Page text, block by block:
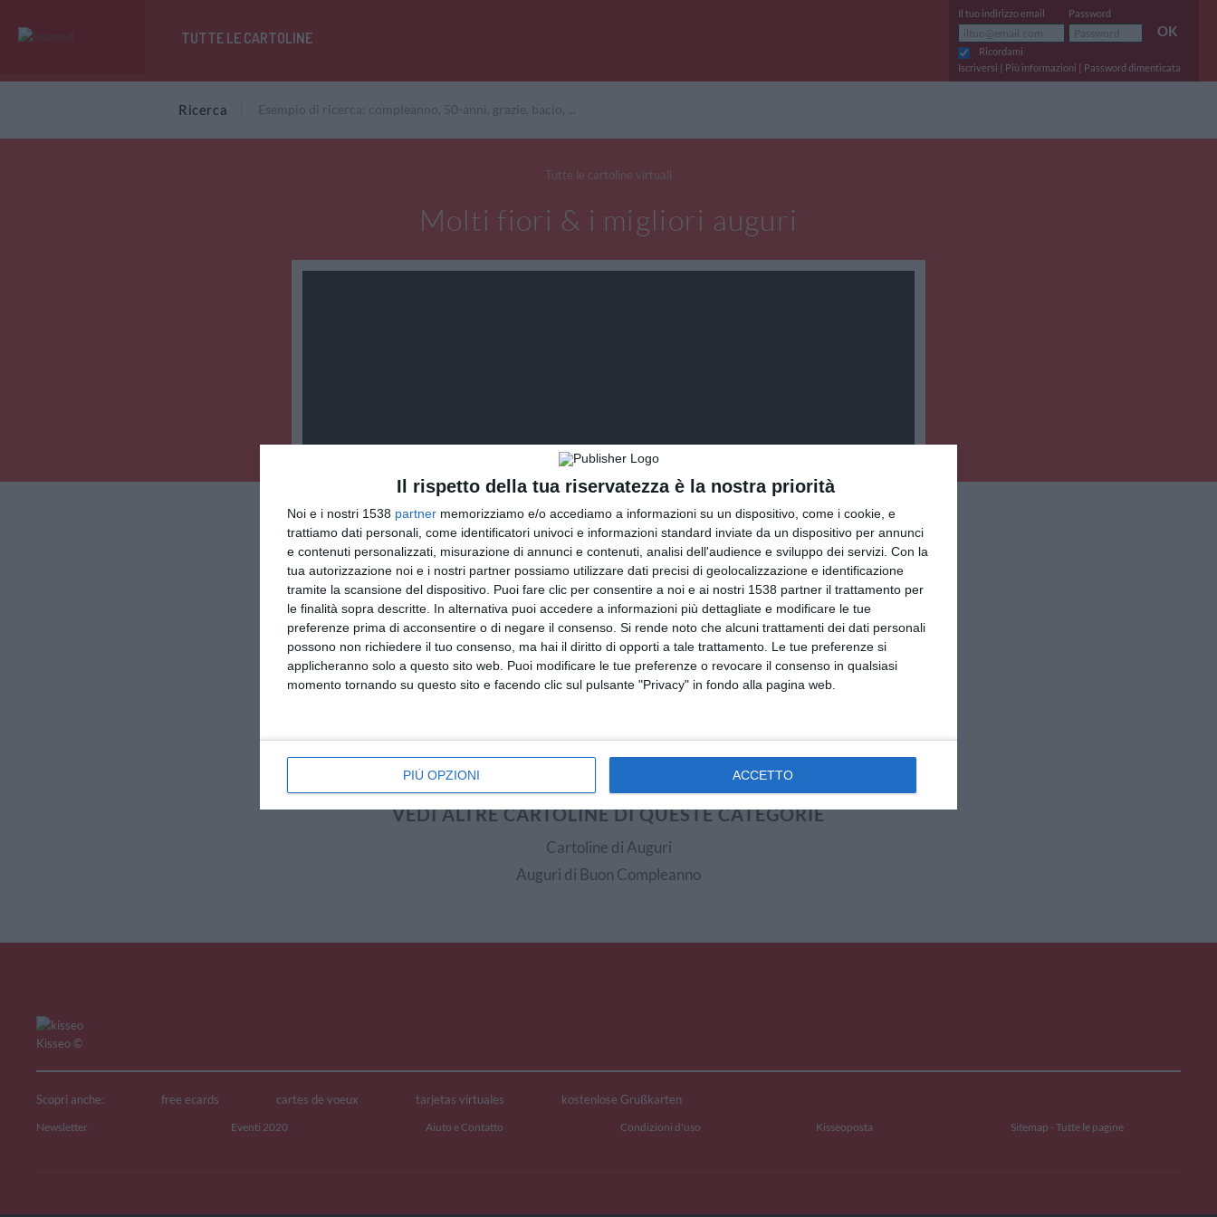
Il rispetto della tua riservatezza è la nostra priorità
Noi e i nostri 1538 partner memorizziamo e/o accediamo a informazioni su un dispositivo, come i cookie, e
trattiamo dati personali, come identificatori univoci e informazioni standard inviate da un dispositivo per annunci
e contenuti personalizzati, misurazione di annunci e contenuti, analisi dell'audience e sviluppo dei servizi. Con la
tua autorizzazione noi e i nostri partner possiamo utilizzare dati precisi di geolocalizzazione e identificazione
tramite la scansione del dispositivo. Puoi fare clic per consentire a noi e ai nostri 1538 partner il trattamento per
le finalità sopra descritte. In alternativa puoi accedere a informazioni più dettagliate e modificare le tue
preferenze prima di acconsentire o di negare il consenso. Si rende noto che alcuni trattamenti dei dati personali
possono non richiedere il tuo consenso, ma hai il diritto di opporti a tale trattamento. Le tue preferenze si
applicheranno solo a questo sito web. Puoi modificare le tue preferenze o revocare il consenso in qualsiasi
momento tornando su questo sito e facendo clic sul pulsante "Privacy" in fondo alla pagina web.
PIÙ OPZIONI ACCETTO
TUTTE LE CARTOLINE
Il tuo indirizzo email Password
OK
Ricordami
Iscriversi | Più informazioni | Password dimenticata
Ricerca
Tutte le cartoline virtuali
Molti fiori & i migliori auguri
INVIA QUESTA CARTOLINA
via Email (GRATUITO)
Facebook, Twitter, WhatsApp, ...
VEDI ALTRE CARTOLINE DI QUESTE CATEGORIE
Cartoline di Auguri
Auguri di Buon Compleanno
Kisseo©
Scopri anche: free ecards cartes de voeux tarjetas virtuales kostenlose Grußkarten
Newsletter Eventi 2020 Aiuto e Contatto Condizioni d'uso Kisseoposta Sitemap - Tutte le pagine